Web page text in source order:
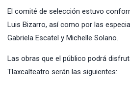
El comité de selección estuvo
Luis Bizarro, así como por las
Gabriela Escatel y Michelle Solano.
Las obras que el público podrá
Tlaxcalteatro serán las siguientes: